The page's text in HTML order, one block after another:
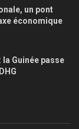
un pont
économique
Guinée passe